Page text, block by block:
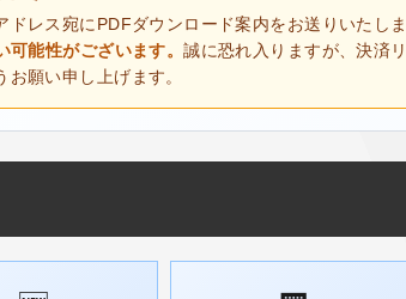
レス宛にPDFダウンロード案内をお送りいたしま
可能性がございます。誠に恐れ入りますが、決済
願い申し上げます。